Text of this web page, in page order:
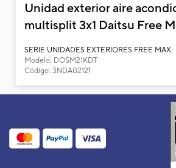
Unidad exterior aire
18KDT-3
Unidades exteriores
Consumo eléctrico frío / calor
EER / COP
Unidad exterior aire
multisplit 3x1 Daitsu Free
SERIE UNIDADES EXTERIORES FREE MAX
Modelo: DOSM21KDT
Código: 3NDA02121